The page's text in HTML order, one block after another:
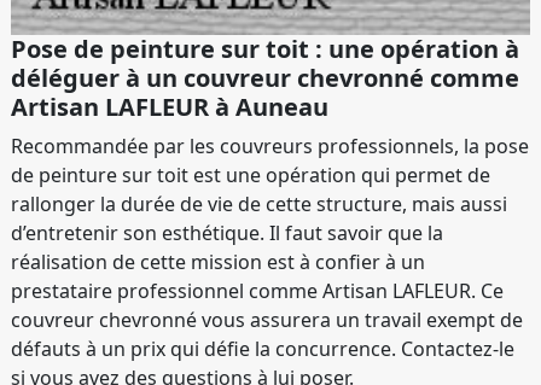
Pose de peinture sur toit : une opération à
déléguer à un couvreur chevronné comme
Artisan LAFLEUR à Auneau
Recommandée par les couvreurs professionnels, la pose
de peinture sur toit est une opération qui permet de
rallonger la durée de vie de cette structure, mais aussi
d’entretenir son esthétique. Il faut savoir que la
réalisation de cette mission est à confier à un
prestataire professionnel comme Artisan LAFLEUR. Ce
couvreur chevronné vous assurera un travail exempt de
défauts à un prix qui défie la concurrence. Contactez-le
si vous avez des questions à lui poser.